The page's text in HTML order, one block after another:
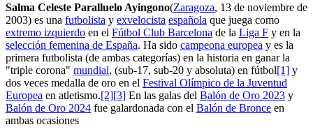
Salma Celeste Paralluelo Ayingono(Zaragoza, 13 de noviembre de
2003) es una futbolista y exvelocista española que juega como
extremo izquierdo en el Fútbol Club Barcelona de la Liga F y en la
selección femenina de España. Ha sido campeona europea y es la
primera futbolista (de ambas categorías) en la historia en ganar la
"triple corona" mundial, (sub-17, sub-20 y absoluta) en fútbol[1] ​ y
dos veces medalla de oro en el Festival Olímpico de la Juventud
Europea en atletismo.[2][3] ​ En las galas del Balón de Oro 2023 y
Balón de Oro 2024 fue galardonada con el Balón de Bronce en
ambas ocasiones